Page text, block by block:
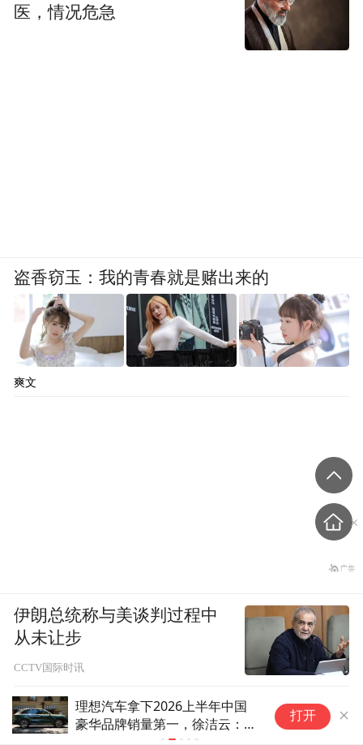
理想汽车拿下2026上半年中国
豪华品牌销量第一，徐洁云：祝
打开
医，情况危急
盗香窃玉：我的青春就是赌出来的
爽文
伊朗总统称与美谈判过程中
从未让步
CCTV国际时讯